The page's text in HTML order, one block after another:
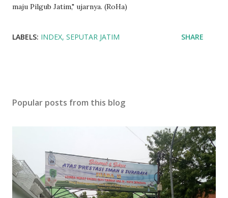
maju Pilgub Jatim," ujarnya. (RoHa)
LABELS: INDEX SEPUTAR JATIM SHARE
Popular posts from this blog